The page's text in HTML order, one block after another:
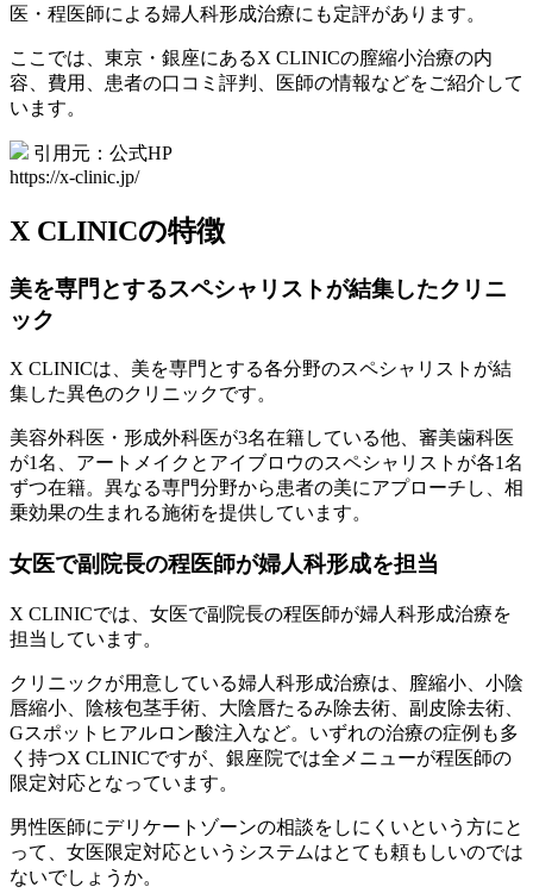
医・程医師による婦人科形成治療にも定評があります。
ここでは、東京・銀座にあるX CLINICの膣縮小治療の内
容、費用、患者の口コミ評判、医師の情報などをご紹介して
います。
引用元：公式HP
https://x-clinic.jp/
X CLINICの特徴
美を専門とするスペシャリストが結集したクリニ
ック
X CLINICは、美を専門とする各分野のスペシャリストが結
集した異色のクリニックです。
美容外科医・形成外科医が3名在籍している他、審美歯科医
が1名、アートメイクとアイブロウのスペシャリストが各1名
ずつ在籍。異なる専門分野から患者の美にアプローチし、相
乗効果の生まれる施術を提供しています。
女医で副院長の程医師が婦人科形成を担当
X CLINICでは、女医で副院長の程医師が婦人科形成治療を
担当しています。
クリニックが用意している婦人科形成治療は、膣縮小、小陰
唇縮小、陰核包茎手術、大陰唇たるみ除去術、副皮除去術、
Gスポットヒアルロン酸注入など。いずれの治療の症例も多
く持つX CLINICですが、銀座院では全メニューが程医師の
限定対応となっています。
男性医師にデリケートゾーンの相談をしにくいという方にと
って、女医限定対応というシステムはとても頼もしいのでは
ないでしょうか。